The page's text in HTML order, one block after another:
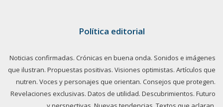
Política editorial
Noticias confirmadas. Crónicas en buena onda. Sonidos e imágenes
que ilustran. Propuestas positivas. Visiones optimistas. Artículos que
nutren. Voces y personajes que orientan. Consejos que protegen.
Revelaciones exclusivas. Datos de utilidad. Descubrimientos. Futuro